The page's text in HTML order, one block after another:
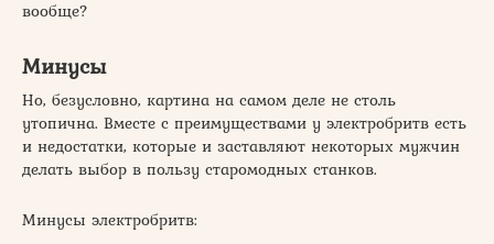
вообще?
Минусы
Но, безусловно, картина на самом деле не столь
утопична. Вместе с преимуществами у электробритв есть
и недостатки, которые и заставляют некоторых мужчин
делать выбор в пользу старомодных станков.
Минусы электробритв: